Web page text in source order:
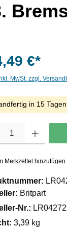
€*
MwSt. zzgl.
in 15
Merkzettel hinzufügen
Britpart
Nr.:
3,39 kg